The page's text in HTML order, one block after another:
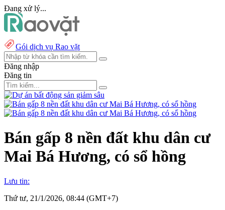
Đang xử lý...
Gói dịch vụ Rao vặt
Đăng nhập
Đăng tin
Bán gấp 8 nền đất khu dân cư
Mai Bá Hương, có sổ hồng
Lưu tin:
Thứ tư, 21/1/2026, 08:44 (GMT+7)